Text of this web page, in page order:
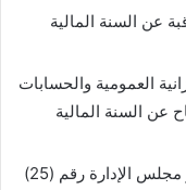
عن السنة المالية
العمومية والحسابات
عن السنة المالية
المصادقة على قرار مجلس الإدارة رقم (25)